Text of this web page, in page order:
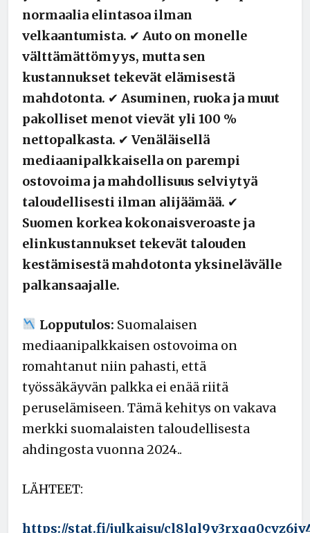
normaalia elintasoa ilman
velkaantumista. ✔ Auto on monelle
välttämättömyys, mutta sen
kustannukset tekevät elämisestä
mahdotonta. ✔ Asuminen, ruoka ja muut
pakolliset menot vievät yli 100 %
nettopalkasta. ✔ Venäläisellä
mediaanipalkkaisella on parempi
ostovoima ja mahdollisuus selviytyä
taloudellisesti ilman alijäämää. ✔
Suomen korkea kokonaisveroaste ja
elinkustannukset tekevät talouden
kestämisestä mahdotonta yksinelävälle
palkansaajalle.
Lopputulos: Suomalaisen
mediaanipalkkaisen ostovoima on
romahtanut niin pahasti, että
työssäkäyvän palkka ei enää riitä
peruselämiseen. Tämä kehitys on vakava
merkki suomalaisten taloudellisesta
ahdingosta vuonna 2024..
LÄHTEET:
https://stat.fi/julkaisu/